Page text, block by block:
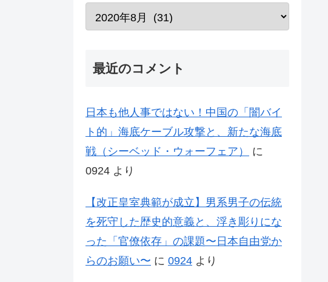
最近のコメント
日本も他人事ではない！中国の「闇バイ
ト的」海底ケーブル攻撃と、新たな海底
戦（シーベッド・ウォーフェア）
に
0924 より
【改正皇室典範が成立】男系男子の伝統
を死守した歴史的意義と、浮き彫りにな
った「官僚依存」の課題〜日本自由党か
らのお願い〜 に 0924 より